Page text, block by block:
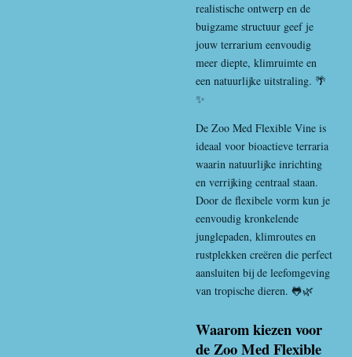
realistische ontwerp en de
buigzame structuur geef je
jouw terrarium eenvoudig
meer diepte, klimruimte en
een natuurlijke uitstraling. 🌴
✨
De Zoo Med Flexible Vine is
ideaal voor bioactieve terraria
waarin natuurlijke inrichting
en verrijking centraal staan.
Door de flexibele vorm kun je
eenvoudig kronkelende
junglepaden, klimroutes en
rustplekken creëren die perfect
aansluiten bij de leefomgeving
van tropische dieren. 🐸🌿
Waarom kiezen voor
de Zoo Med Flexible